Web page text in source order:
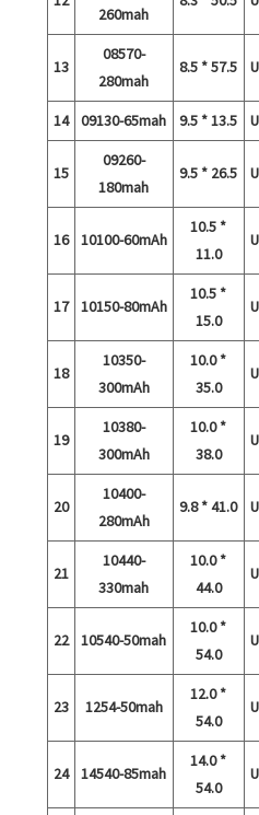
260mah
13
08570-
280mah
8.5 * 57.5
14 09130-65mah 9.5 * 13.5
15
09260-
180mah
9.5 * 26.5
16 10100-60mAh
10.5 *
11.0
17 10150-80mAh
10.5 *
15.0
18
10350-
300mAh
10.0 *
35.0
19
10380-
300mAh
10.0 *
38.0
20
10400-
280mAh
9.8 * 41.0
21
10440-
330mah
10.0 *
44.0
22 10540-50mah
10.0 *
54.0
23 1254-50mah
12.0 *
54.0
24 14540-85mah
14.0 *
54.0